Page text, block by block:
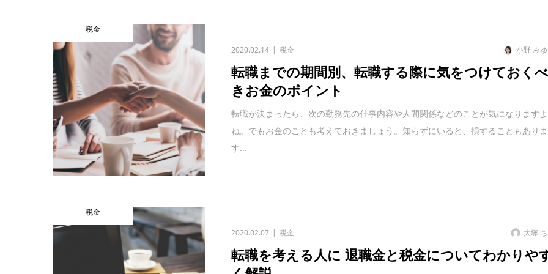
税金
2020.02.14 税金 小野 みゆ
転職までの期間別、転職する際に気をつけておくべ
きお金のポイント
転職が決まったら、次の勤務先の仕事内容や人間関係などのことが気になりますよ
ね。でもお金のことも考えておきましょう。知らずにいると、損することもありま
す...
税金
2020.02.07 税金 大塚 ち
転職を考える人に 退職金と税金についてわかりや